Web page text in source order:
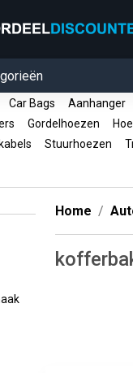
Car Bags Aanhanger
Gordelhoezen
Stuurhoezen
Home